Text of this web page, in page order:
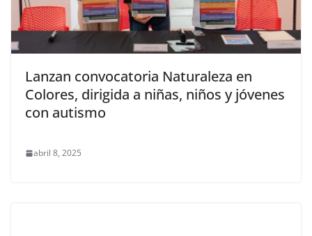
Lanzan convocatoria Naturaleza en
Colores, dirigida a niñas, niños y jóvenes
con autismo
abril 8, 2025